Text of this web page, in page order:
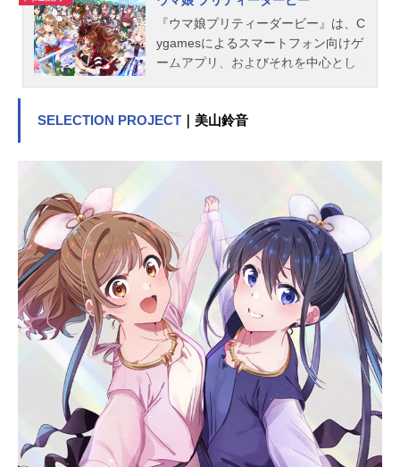
『ウマ娘プリティーダービー』は、C
ygamesによるスマートフォン向けゲ
ームアプリ、およびそれを中心とし
ビー』のキャスト声優、スタッフ、
SELECTION PROJECT ｜美山鈴音